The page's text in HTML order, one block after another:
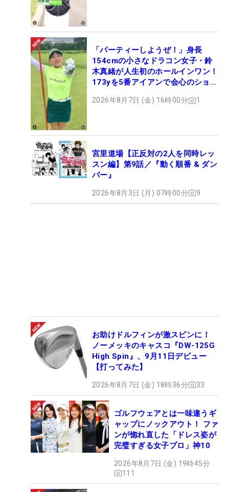
「パーティーしようぜ！」身長
154cmの小さなドラコン女子・鈴
木真緒が人生初のホールインワン！
173yを5番アイアンで会心のショッ
2026年8月7日 (金) 16時00分 1
宮里道場【正反対の2人を同時レッ
スン編】第9話／『動く順番 & ダン
パー』
2026年8月3日 (月) 07時00分 9
お助けドルフィンが激スピンに！
ノーメッキのキャスコ『DW-125G
High Spin』、9月11日デビュー
【打ってみた】
2026年8月7日 (金) 18時36分 33
ゴルフウェアとは一味違うギ
ャップにノックアウト！ ファ
ンが惚れ直した「ドレス姿が
完璧すぎる女子プロ」神10
2026年8月7日 (金) 19時45分
111